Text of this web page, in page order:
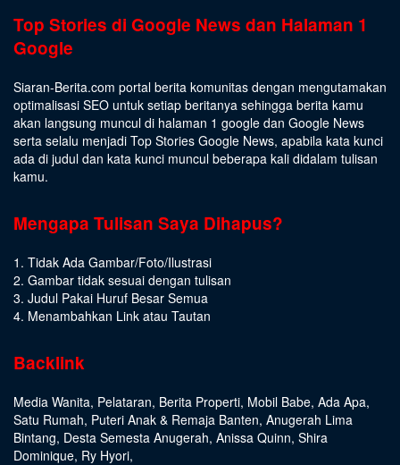
Top Stories di Google News dan Halaman 1
Google
Siaran-Berita.com portal berita komunitas dengan mengutamakan
optimalisasi SEO untuk setiap beritanya sehingga berita kamu
akan langsung muncul di halaman 1 google dan Google News
serta selalu menjadi Top Stories Google News, apabila kata kunci
ada di judul dan kata kunci muncul beberapa kali didalam tulisan
kamu.
Mengapa Tulisan Saya Dihapus?
1. Tidak Ada Gambar/Foto/Ilustrasi
2. Gambar tidak sesuai dengan tulisan
3. Judul Pakai Huruf Besar Semua
4. Menambahkan Link atau Tautan
Backlink
Media Wanita, Pelataran, Berita Properti, Mobil Babe, Ada Apa,
Satu Rumah, Puteri Anak & Remaja Banten, Anugerah Lima
Bintang, Desta Semesta Anugerah, Anissa Quinn, Shira
Dominique, Ry Hyori,